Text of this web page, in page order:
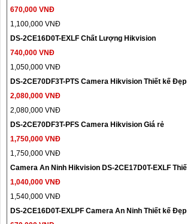
670,000 VNĐ
1,100,000 VNĐ
DS-2CE16D0T-EXLF Chất Lượng Hikvision
740,000 VNĐ
1,050,000 VNĐ
DS-2CE70DF3T-PTS Camera Hikvision Thiết kế Đẹp
2,080,000 VNĐ
2,080,000 VNĐ
DS-2CE70DF3T-PFS Camera Hikvision Giá rẻ
1,750,000 VNĐ
1,750,000 VNĐ
Camera An Ninh Hikvision DS-2CE17D0T-EXLF
1,040,000 VNĐ
1,540,000 VNĐ
DS-2CE16D0T-EXLPF Camera An Ninh Thiết kế Đẹp